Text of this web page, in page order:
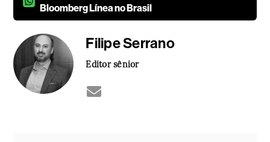
Bloomberg Línea no Brasil
Filipe Serrano
Editor sênior